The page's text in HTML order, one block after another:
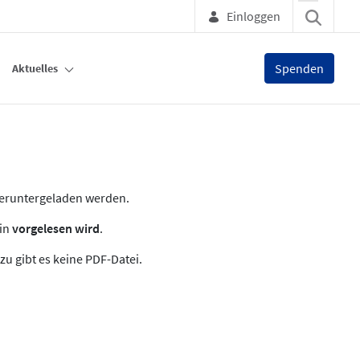
Einloggen
Aktuelles Spenden
werden.
vorgelesen wird.
gibt es keine PDF-Datei.